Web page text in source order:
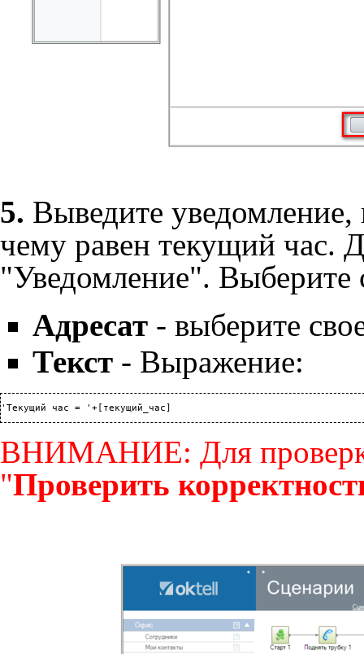
5. Выведите уведомление,
чему равен текущий час.
"Уведомление".
Адресат - выберите
Текст - Выражение:
ВНИМАНИЕ: Для
"Проверить